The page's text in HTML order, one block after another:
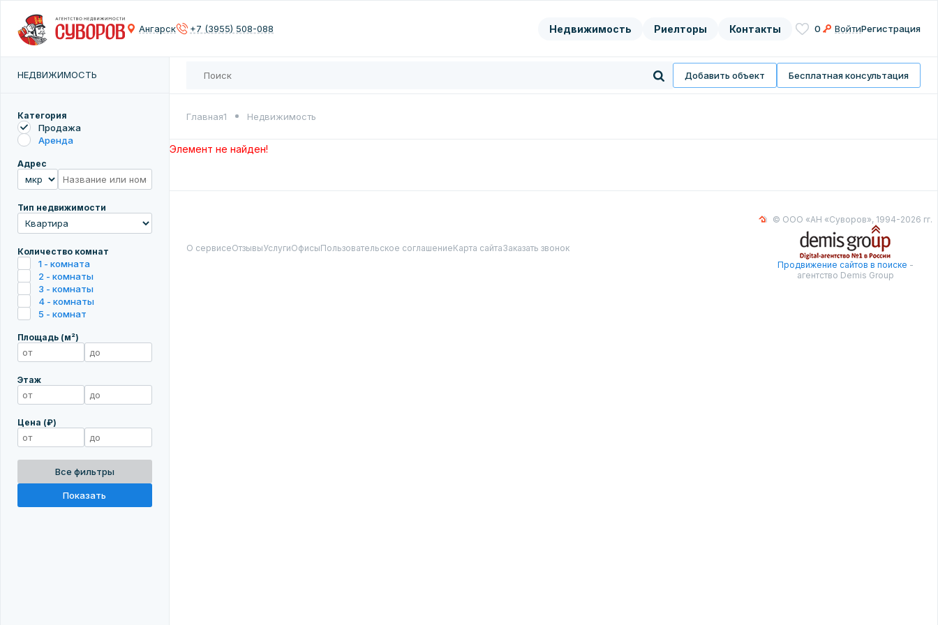
Ангарск +7 (3955) 508-088 Недвижимость Риелторы Контакты 0 ВойтиРегистрация
НЕДВИЖИМОСТЬ
Категория
Продажа
Аренда
Адрес
Тип недвижимости
Количество комнат
1 - комната
2 - комнаты
3 - комнаты
4 - комнаты
5 - комнат
Площадь (м²)
Этаж
Цена (₽)
Все фильтры
Показать
Добавить объект Бесплатная консультация
Главная1 Недвижимость
Элемент не найден!
О сервисеОтзывыУслугиОфисыПользовательское соглашениеКарта сайтаЗаказать звонок
© ООО «АН «Суворов», 1994-2026 гг.
Продвижение сайтов в поиске -
агентство Demis Group